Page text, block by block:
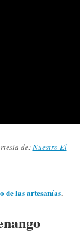
de:Nuestro El
de las artesanías.